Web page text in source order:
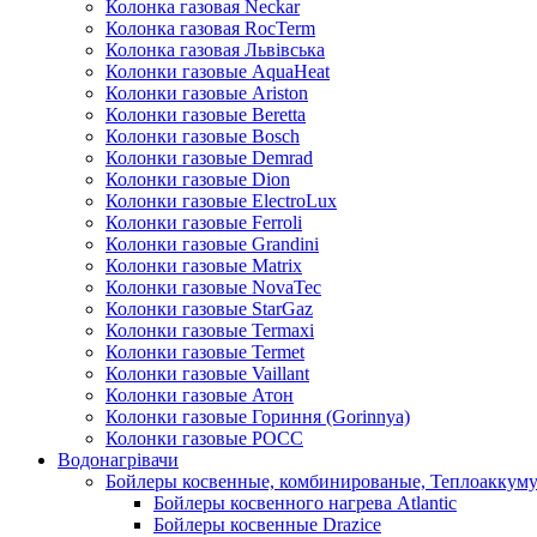
Колонка газовая Neckar
Колонка газовая RocTerm
Колонка газовая Львiвська
Колонки газовые AquaHeat
Колонки газовые Ariston
Колонки газовые Beretta
Колонки газовые Bosch
Колонки газовые Demrad
Колонки газовые Dion
Колонки газовые ElectroLux
Колонки газовые Ferroli
Колонки газовые Grandini
Колонки газовые Matrix
Колонки газовые NovaTec
Колонки газовые StarGaz
Колонки газовые Termaxi
Колонки газовые Termet
Колонки газовые Vaillant
Колонки газовые Атон
Колонки газовые Гориння (Gorinnya)
Колонки газовые РОСС
Водонагрівачи
Бойлеры косвенные, комбинированые,
Бойлеры косвенного нагрева Atlantic
Бойлеры косвенные Drazice